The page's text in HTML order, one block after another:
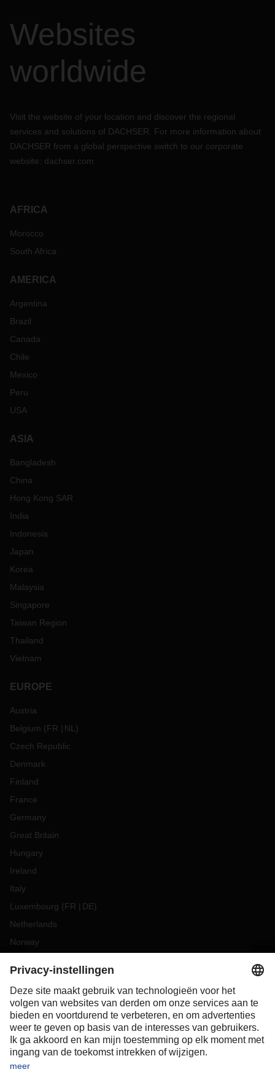
Websites
worldwide
Visit the website of your location and discover the regional
services and solutions of DACHSER. For more information about
DACHSER from a global perspective switch to our corporate
website: dachser.com
AFRICA
Morocco
South Africa
AMERICA
Argentina
Brazil
Canada
Chile
Mexico
Peru
USA
ASIA
Bangladesh
China
Hong Kong SAR
India
Indonesia
Japan
Korea
Malaysia
Singapore
Taiwan Region
Thailand
Vietnam
EUROPE
Austria
Belgium (FR NL )
Czech Republic
Denmark
Finland
France
Germany
Great Britain
Hungary
Ireland
Italy
Luxembourg (FR DE)
Netherlands
Norway
Romania
Slovakia
Spain
Sweden
Switzerland